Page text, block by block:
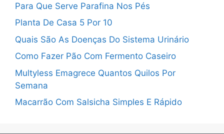
Para Que Serve Parafina Nos Pés
Planta De Casa 5 Por 10
Quais São As Doenças Do Sistema Urinário
Como Fazer Pão Com Fermento Caseiro
Multyless Emagrece Quantos Quilos Por
Semana
Macarrão Com Salsicha Simples E Rápido